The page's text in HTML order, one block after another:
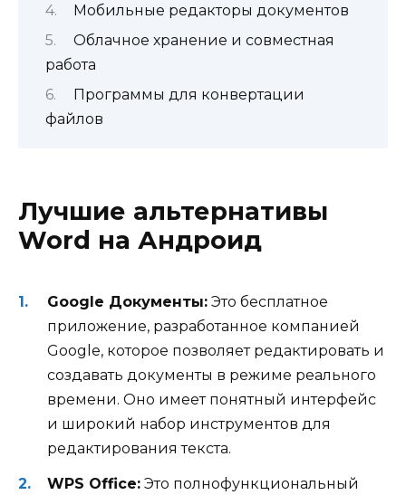
Мобильные редакторы документов
Облачное хранение и совместная
работа
Программы для конвертации
файлов
Лучшие альтернативы
Word на Андроид
Google Документы: Это бесплатное
приложение, разработанное компанией
Google, которое позволяет редактировать и
создавать документы в режиме реального
времени. Оно имеет понятный интерфейс
и широкий набор инструментов для
редактирования текста.
WPS Office: Это полнофункциональный